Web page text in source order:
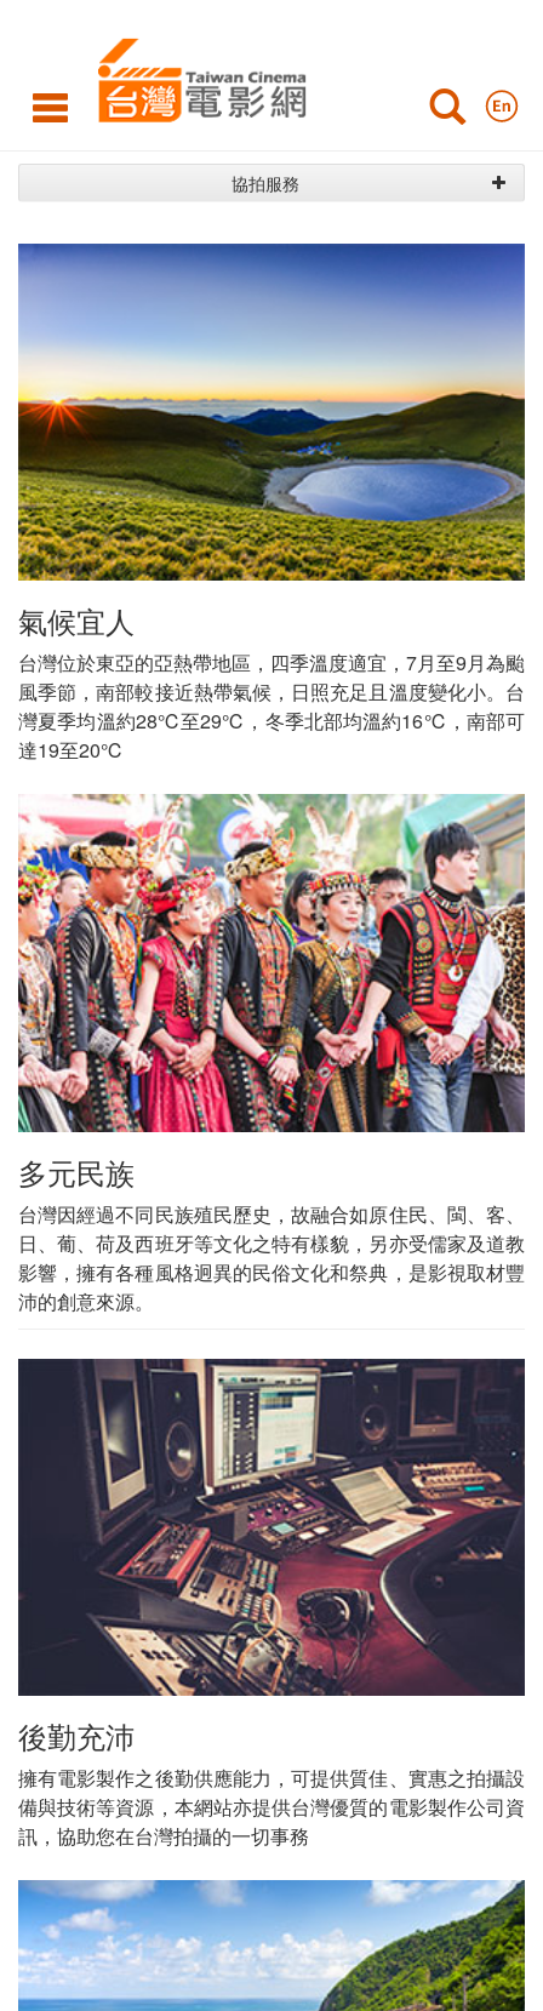
優
勢 協拍服務
氣候宜人
台灣位於東亞的亞熱帶地區，四季溫度適宜，7月至9月為颱
風季節，南部較接近熱帶氣候，日照充足且溫度變化小。台
灣夏季均溫約28℃至29℃，冬季北部均溫約16℃，南部可
達19至20℃
多元民族
台灣因經過不同民族殖民歷史，故融合如原住民、閩、客、
日、葡、荷及西班牙等文化之特有樣貌，另亦受儒家及道教
影響，擁有各種風格迥異的民俗文化和祭典，是影視取材豐
沛的創意來源。
後勤充沛
擁有電影製作之後勤供應能力，可提供質佳、實惠之拍攝設
備與技術等資源，本網站亦提供台灣優質的電影製作公司資
訊，協助您在台灣拍攝的一切事務